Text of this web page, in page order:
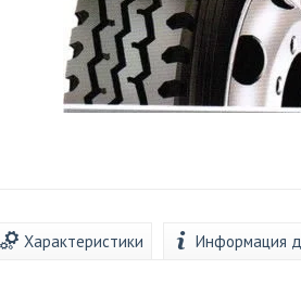
Характеристики Информация